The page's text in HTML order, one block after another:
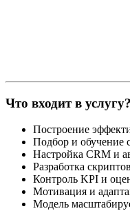
Что входит в услугу?
Построение
Подбор и обучение
Настройка CRM и
Разработка
Контроль KPI и
Мотивация и
Модель